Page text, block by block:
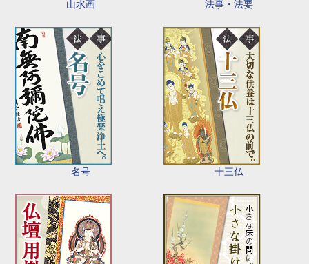
山水画 法事・法要
名号 十三仏